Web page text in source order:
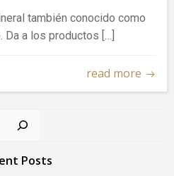
también conocido como
Da a los productos […]
read more
Buscar
Posts